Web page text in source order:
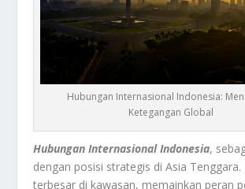
Hubungan Internasional Indonesia:
Ketegangan Global
Hubungan Internasional Indonesia,
dengan posisi strategis di Asia
terbesar di kawasan, memainkan peran